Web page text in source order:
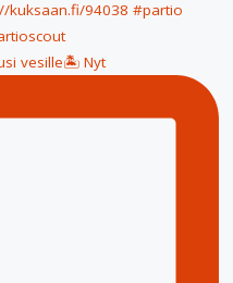
vesille🏝 Nyt